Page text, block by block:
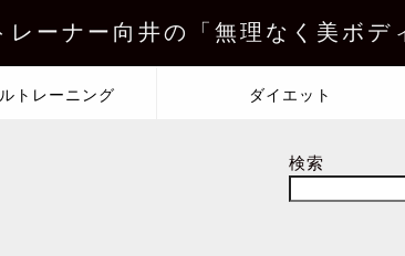
ーナー向井の「無理なく美ボデ
トレーニング ダイエット
検索